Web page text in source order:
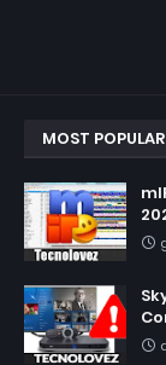
MOST POPULAR